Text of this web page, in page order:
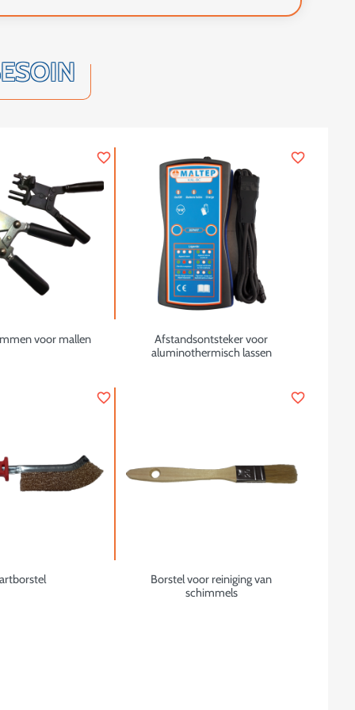
voor mallen
favorite_border
Afstandsontsteker voor
aluminothermisch lassen
favorite_border
favorite_border
Borstel voor reiniging van
schimmels
favorite_border